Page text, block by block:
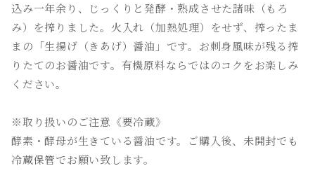
込み一年余り、じっくりと発酵・熟成させた諸味（もろ
み）を搾りました。火入れ（加熱処理）をせず、搾ったま
まの「生揚げ（きあげ）醤油」です。お刺身風味が残る搾
りたてのお醤油です。有機原料ならではのコクをお楽しみ
ください。
※取り扱いのご注意《要冷蔵》
酵素・酵母が生きている醤油です。ご購入後、未開封でも
冷蔵保管でお願い致します。